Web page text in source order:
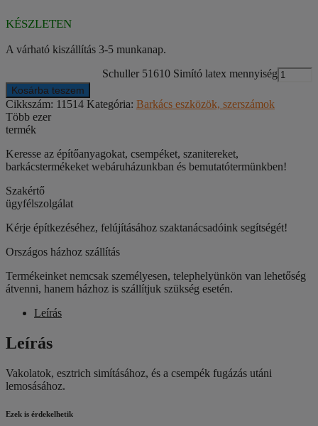
KÉSZLETEN
A várható kiszállítás 3-5 munkanap.
Schuller 51610 Simító latex mennyiség
Kosárba teszem
Cikkszám: 11514 Kategória: Barkács eszközök, szerszámok
Több ezer
termék
Keresse az építőanyagokat, csempéket, szanitereket,
barkácstermékeket webáruházunkban és bemutatótermünkben!
Szakértő
ügyfélszolgálat
Kérje építkezéséhez, felújításához szaktanácsadóink segítségét!
Országos házhoz szállítás
Termékeinket nemcsak személyesen, telephelyünkön van lehetőség
átvenni, hanem házhoz is szállítjuk szükség esetén.
Leírás
Leírás
Vakolatok, esztrich simításához, és a csempék fugázás utáni
lemosásához.
Ezek is érdekelhetik